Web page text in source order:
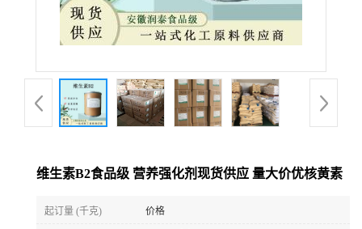
维生素B2食品级 营养强化剂现货供应 量大价优核黄素
起订量 (千克) 价格